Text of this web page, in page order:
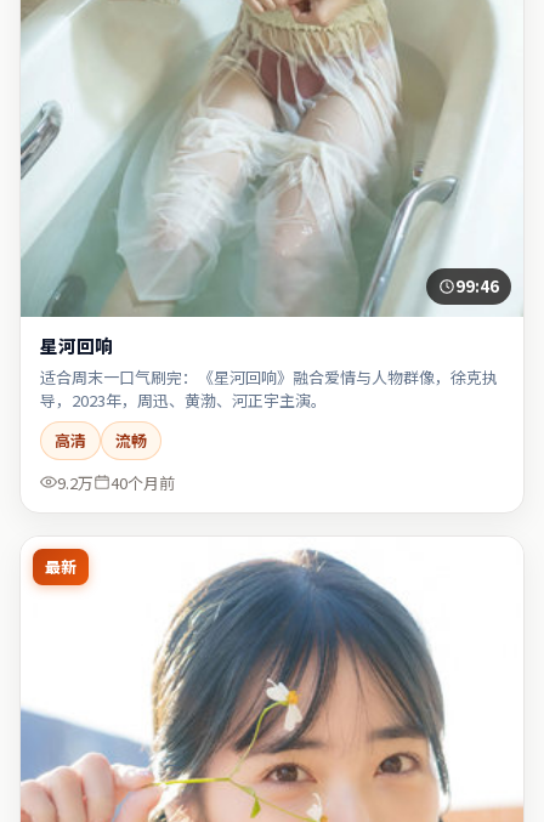
99:46
星河回响
适合周末一口气刷完：《星河回响》融合爱情与人物群像，徐克执
导，2023年，周迅、黄渤、河正宇主演。
高清
流畅
9.2万
40个月前
最新